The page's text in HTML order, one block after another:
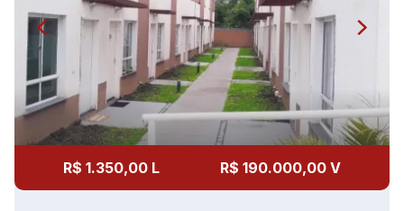
R$ 1.350,00 L R$ 190.000,00 V